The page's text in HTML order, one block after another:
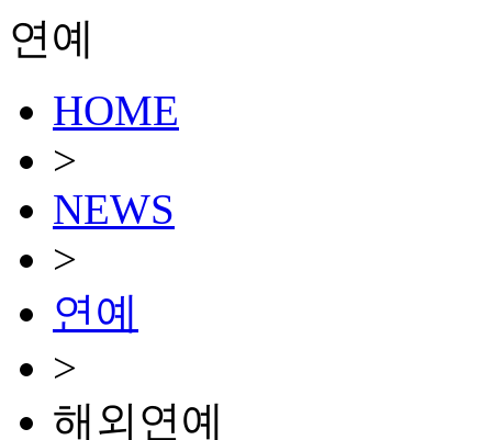
연예
HOME
>
NEWS
>
연예
>
해외연예